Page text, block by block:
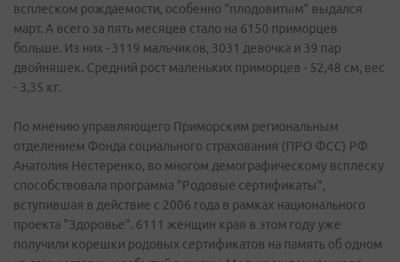
всплеском рождаемости, особенно "плодовитым" выдался
март. А всего за пять месяцев стало на 6150 приморцев
больше. Из них - 3119 мальчиков, 3031 девочка и 39 пар
двойняшек. Средний рост маленьких приморцев - 52,48 см, вес
- 3,35 кг.
По мнению управляющего Приморским региональным
отделением Фонда социального страхования (ПРО ФСС) РФ
Анатолия Нестеренко, во многом демографическому всплеску
способствовала программа "Родовые сертификаты",
вступившая в действие с 2006 года в рамках национального
проекта "Здоровье". 6111 женщин края в этом году уже
получили корешки родовых сертификатов на память об одном